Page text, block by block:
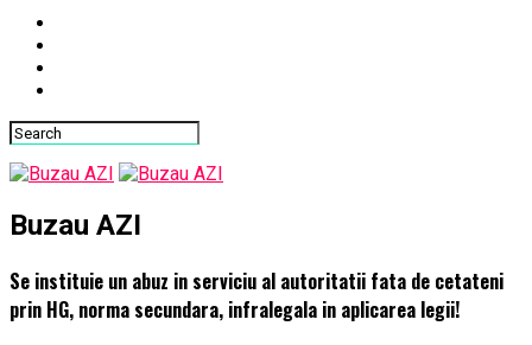
Buzau AZI
Se instituie un abuz in serviciu al autoritatii fata de cetateni
prin HG, norma secundara, infralegala in aplicarea legii!